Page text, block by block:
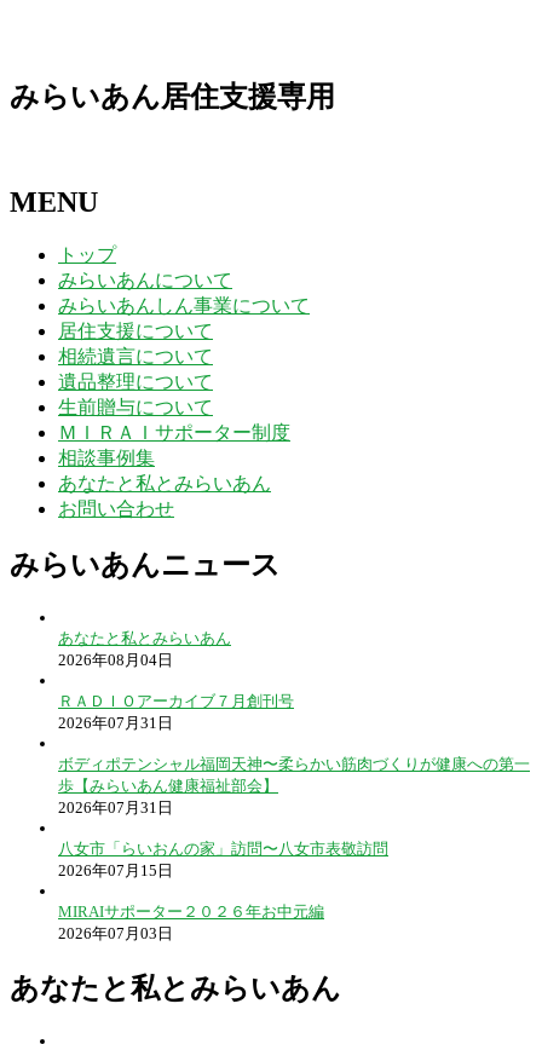
みらいあん居住支援専用
MENU
トップ
みらいあんについて
みらいあんしん事業について
居住支援について
相続遺言について
遺品整理について
生前贈与について
ＭＩＲＡＩサポーター制度
相談事例集
あなたと私とみらいあん
お問い合わせ
みらいあんニュース
あなたと私とみらいあん
2026年08月04日
ＲＡＤＩＯアーカイブ７月創刊号
2026年07月31日
ボディポテンシャル福岡天神〜柔らかい筋肉づくりが健康への第一
歩【みらいあん健康福祉部会】
2026年07月31日
八女市「らいおんの家」訪問〜八女市表敬訪問
2026年07月15日
MIRAIサポーター２０２６年お中元編
2026年07月03日
あなたと私とみらいあん